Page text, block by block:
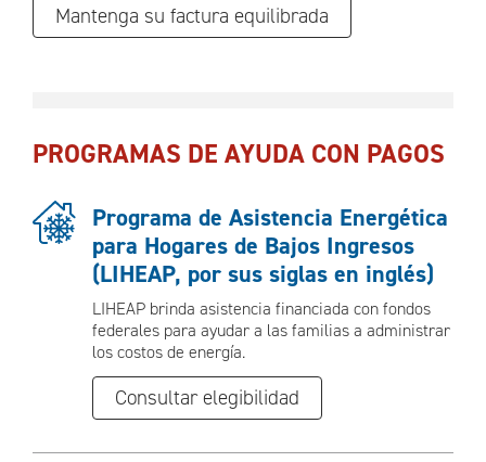
Mantenga su factura equilibrada
PROGRAMAS DE AYUDA CON PAGOS
Programa de Asistencia Energética
para Hogares de Bajos Ingresos
(LIHEAP, por sus siglas en inglés)
LIHEAP brinda asistencia financiada con fondos
federales para ayudar a las familias a administrar
los costos de energía.
Consultar elegibilidad